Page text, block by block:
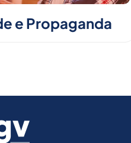
e Propaganda